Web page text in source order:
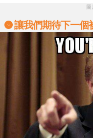
讓我們期待下一個